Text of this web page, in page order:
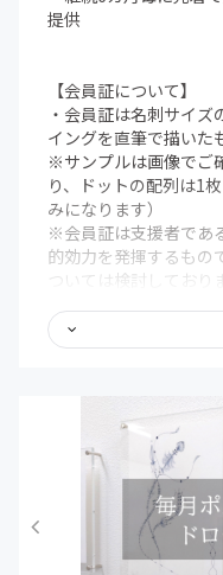
提供
【会員証について】
・会員証は名刺サイ
イングを直筆で描いた
※サンプルは画像でご
り、ドットの配列は1
みになります）
※会員証は支援者であ
的効力を発揮するもの
ついては検討しており
【限定記事について】
・活動記録・近況報
【支援継続による特典
・継続6ヶ月後、12ヶ
絡申しあげます、そ
だきお好きなものを
（オーダー作品のお
いて】をご覧ください
・途中で支援を辞め